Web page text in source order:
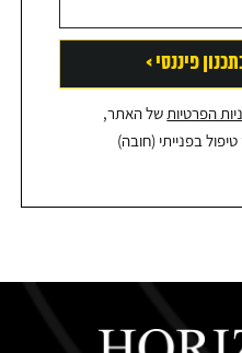
הפרטיותשל האתר,
בפנייתי (חובה)